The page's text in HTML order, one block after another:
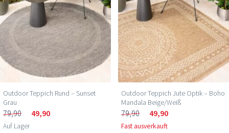
Outdoor Teppich Rund – Sunset
Grau
79,90 49,90
Auf Lager
Outdoor Teppich Jute Optik – Boho
Mandala Beige/Weiß
79,90 49,90
Fast ausverkauft